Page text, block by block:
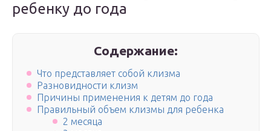
ребенку до года
Содержание:
Что представляет собой клизма
Разновидности клизм
Причины применения к детям до года
Правильный объем клизмы для ребенка
2 месяца